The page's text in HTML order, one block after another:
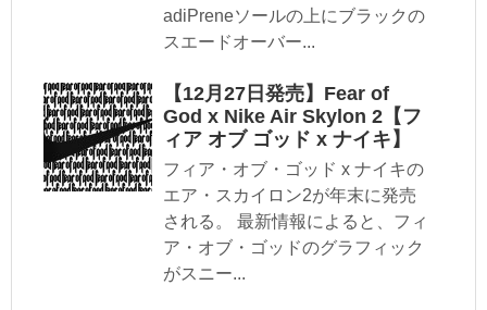
adiPreneソールの上にブラックの
スエードオーバー...
【12月27日発売】Fear of
God x Nike Air Skylon 2【フ
ィア オブ ゴッド x ナイキ】
フィア・オブ・ゴッド x ナイキの
エア・スカイロン2が年末に発売
される。 最新情報によると、フィ
ア・オブ・ゴッドのグラフィック
がスニー...